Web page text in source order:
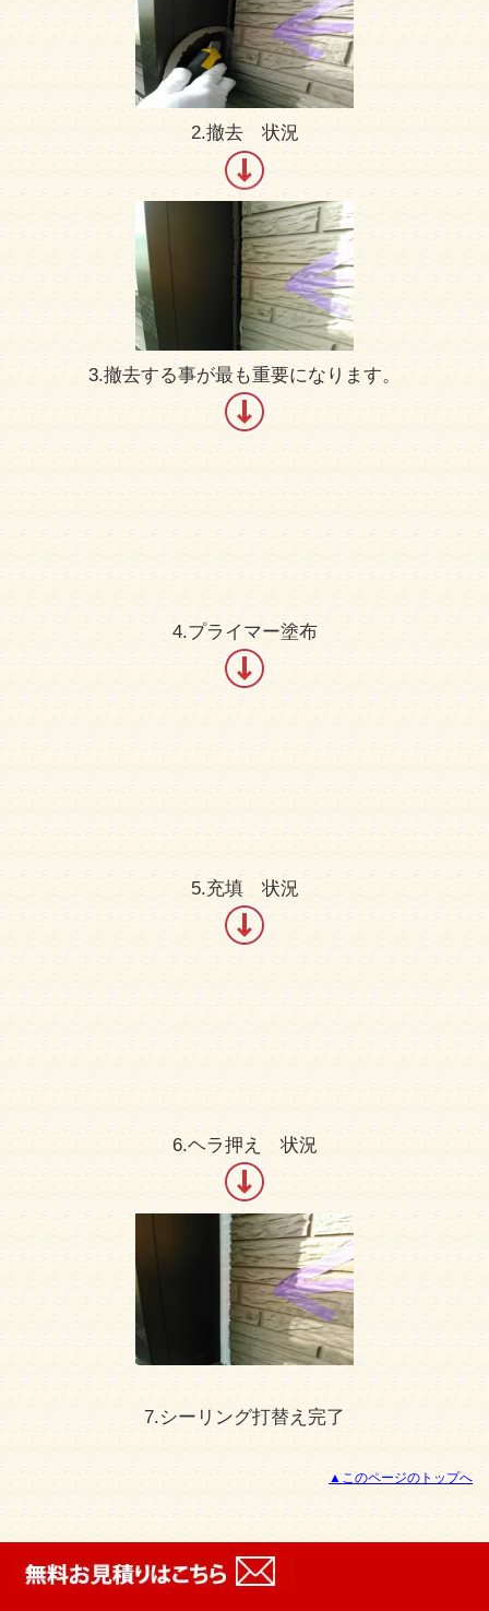
2.撤去 状況
3.撤去する事が最も重要になります。
4.プライマー塗布
5.充填 状況
6.ヘラ押え 状況
7.シーリング打替え完了
▲このページのトップへ